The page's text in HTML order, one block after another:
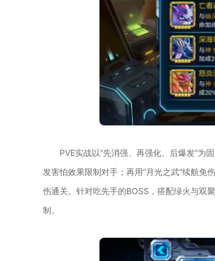
PVE实战以“先消强、再强化、后爆发”为
发害怕效果限制对手；再用“月光之武”续航免
伤通关。针对吃先手的BOSS，搭配绿火与双
制。